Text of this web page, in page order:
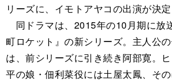
リーズに、イモトアヤコの出演が決定
同ドラマは、2015年の10月期に放
町ロケット』の新シリーズ。主人公
は、前シリーズに引き続き阿部寛。
平の娘・佃利菜役には土屋太鳳、そ